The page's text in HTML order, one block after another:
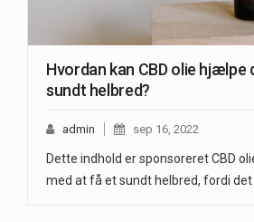
Hvordan kan CBD olie hjælpe
sundt helbred?
admin sep 16, 2022
Dette indhold er sponsoreret CBD
med at få et sundt helbred, fordi det